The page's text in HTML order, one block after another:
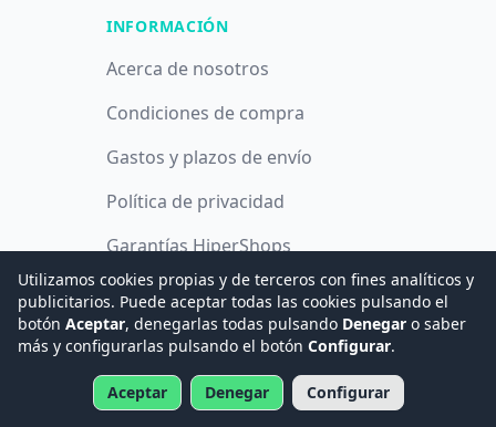
INFORMACIÓN
Acerca de nosotros
Condiciones de compra
Gastos y plazos de envío
Política de privacidad
Garantías HiperShops
Política de cookies
© 2008 -2026Hogar Digital e Inmótica Ingenieros, S.L.
Utilizamos cookies propias y de terceros con fines analíticos y
publicitarios. Puede aceptar todas las cookies pulsando el
botón Aceptar, denegarlas todas pulsando Denegar o saber
más y configurarlas pulsando el botón Configurar.
Aceptar Denegar Configurar